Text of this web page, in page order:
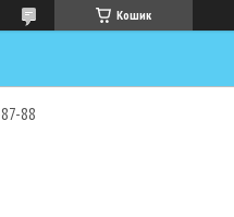
Кошик
88